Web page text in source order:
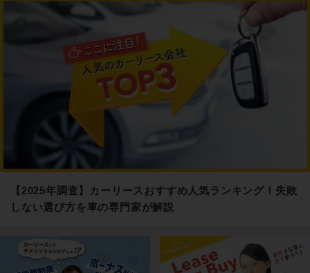
【2025年調査】カーリースおすすめ人気ランキング！失敗
しない選び方を車の専門家が解説